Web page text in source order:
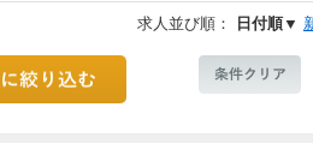
求人並び順： 日付順▼